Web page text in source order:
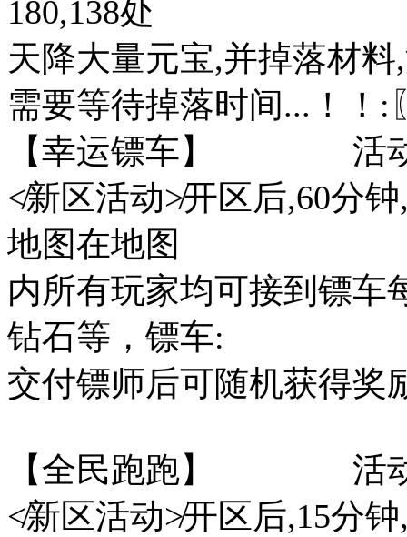
180,138处
天降大量元宝,并掉落材
需要等待掉落时间...！！
【幸运镖车】 活动
≮新区活动≯开区后,60分
地图在地图
内所有玩家均可接到镖车
钻石等，镖车:
交付镖师后可随机获得奖
【全民跑跑】 活动
≮新区活动≯开区后,15分